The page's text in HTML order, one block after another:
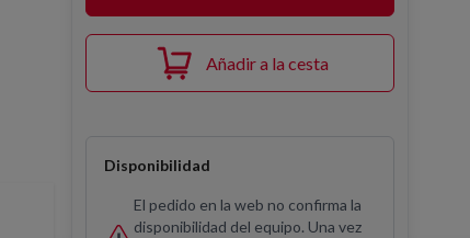
Añadir a la cesta
Disponibilidad
El pedido en la web no confirma la
disponibilidad del equipo. Una vez